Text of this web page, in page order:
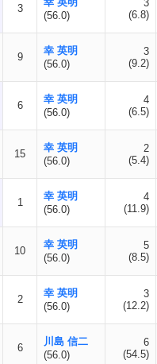
3
(56.0)
3
(6.8)
9
幸 英明
(56.0)
3
(9.2)
6
幸 英明
(56.0)
4
(6.5)
15
幸 英明
(56.0)
2
(5.4)
1
幸 英明
(56.0)
4
(11.9)
10
幸 英明
(56.0)
5
(8.5)
2
幸 英明
(56.0)
3
(12.2)
6
川島 信二
(56.0)
6
(54.5)